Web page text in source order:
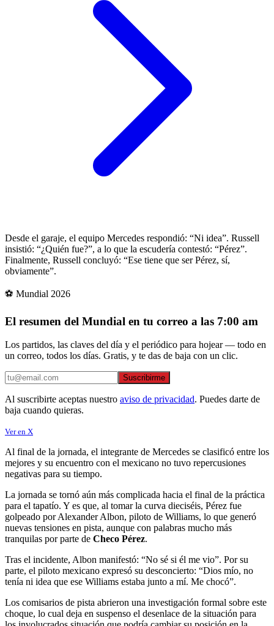
Desde el garaje, el equipo Mercedes respondió: “Ni idea”. Russell
insistió: “¿Quién fue?”, a lo que la escudería contestó: “Pérez”.
Finalmente, Russell concluyó: “Ese tiene que ser Pérez, sí,
obviamente”.
⚽ Mundial 2026
El resumen del Mundial en tu correo a las 7:00 am
Los partidos, las claves del día y el periódico para hojear — todo en
un correo, todos los días. Gratis, y te das de baja con un clic.
Suscribirme
Al suscribirte aceptas nuestro aviso de privacidad. Puedes darte de
baja cuando quieras.
Ver en X
Al final de la jornada, el integrante de Mercedes se clasificó entre los
mejores y su encuentro con el mexicano no tuvo repercusiones
negativas para su tiempo.
La jornada se tornó aún más complicada hacia el final de la práctica
para el tapatío. Y es que, al tomar la curva dieciséis, Pérez fue
golpeado por Alexander Albon, piloto de Williams, lo que generó
nuevas tensiones en pista, aunque con palabras mucho más
tranquilas por parte de Checo Pérez.
Tras el incidente, Albon manifestó: “No sé si él me vio”. Por su
parte, el piloto mexicano expresó su desconcierto: “Dios mío, no
tenía ni idea que ese Williams estaba junto a mí. Me chocó”.
Los comisarios de pista abrieron una investigación formal sobre este
choque, lo cual deja en suspenso el desenlace de la situación para